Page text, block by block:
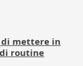
di mettere in
routine